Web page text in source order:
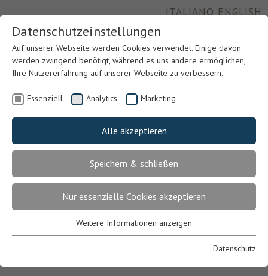
ITALIANOENGLISH
Previous
Datenschutzeinstellungen
Auf unserer Webseite werden Cookies verwendet. Einige davon
werden zwingend benötigt, während es uns andere ermöglichen,
Ihre Nutzererfahrung auf unserer Webseite zu verbessern.
Essenziell Analytics Marketing
Alle akzeptieren
Speichern & schließen
Nur essenzielle Cookies akzeptieren
Essenzielle Cookies werden für grundlegende Funktionen der
einwandfrei funktioniert.
Weitere Informationen anzeigen
Datenschutz